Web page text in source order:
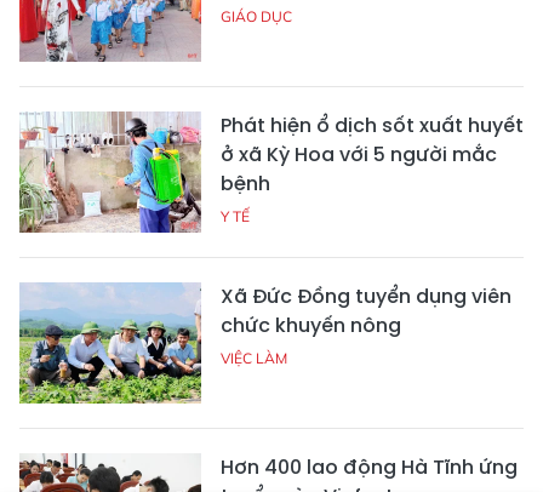
GIÁO DỤC
Phát hiện ổ dịch sốt xuất huyết
ở xã Kỳ Hoa với 5 người mắc
bệnh
Y TẾ
Xã Đức Đồng tuyển dụng viên
chức khuyến nông
VIỆC LÀM
Hơn 400 lao động Hà Tĩnh ứng